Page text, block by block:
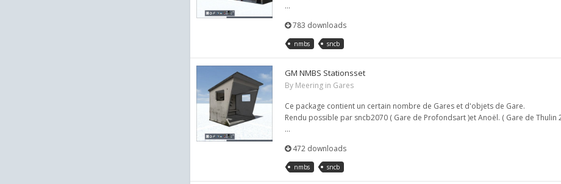
...
783 downloads
nmbs sncb
GM NMBS Stationsset
By Meering in Gares
Ce package contient un certain nombre de Gares et d'objets de Gare.
Rendu possible par sncb2070 ( Gare de Profondsart )et Anoël. ( Gare de Thulin
...
472 downloads
nmbs sncb